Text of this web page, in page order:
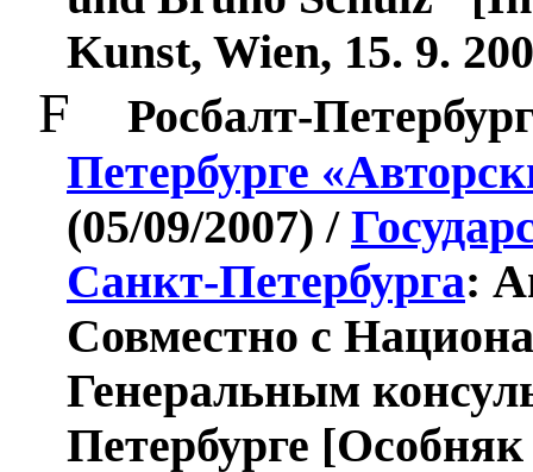
Kunst, Wien, 15. 9.
F
Росбалт-
Петербурге
(05/09/2007) /
Санкт-Петербурга:
Совместно с
Генеральным
Петербурге